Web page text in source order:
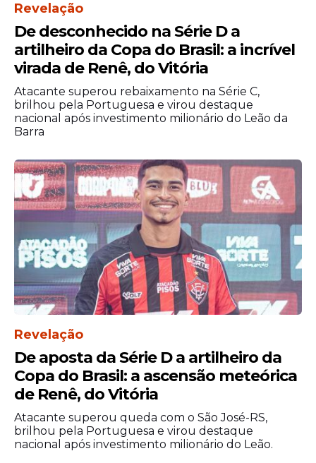
Revelação
De desconhecido na Série D a
artilheiro da Copa do Brasil: a incrível
virada de Renê, do Vitória
Atacante superou rebaixamento na Série C,
brilhou pela Portuguesa e virou destaque
nacional após investimento milionário do Leão da
Barra
Revelação
De aposta da Série D a artilheiro da
Copa do Brasil: a ascensão meteórica
de Renê, do Vitória
Atacante superou queda com o São José-RS,
brilhou pela Portuguesa e virou destaque
nacional após investimento milionário do Leão.